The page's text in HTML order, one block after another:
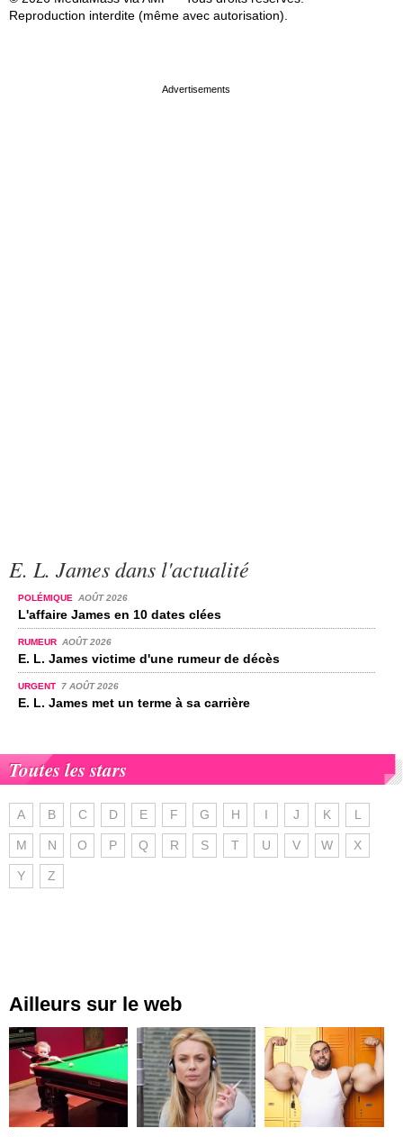
Reproduction interdite (même avec autorisation).
E. L. James dans l'actualité
POLÉMIQUE AOÛT 2026
L'affaire James en 10 dates clées
RUMEUR AOÛT 2026
E. L. James victime d'une rumeur de décès
URGENT 7 AOÛT 2026
E. L. James met un terme à sa carrière
Toutes les stars
A B C D E F G H I J K L
M N O P Q R S T U V W X
Y Z
Ailleurs sur le web